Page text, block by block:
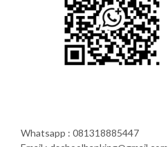
Whatsapp : 081318885447